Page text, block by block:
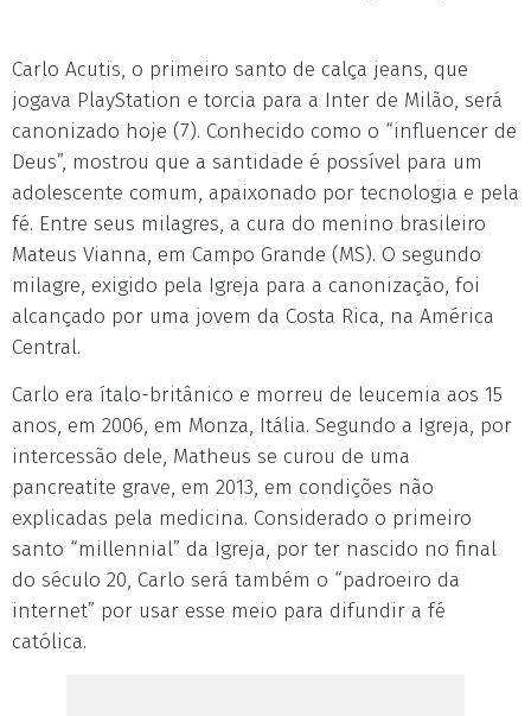
Carlo Acutis, o primeiro santo de calça jeans, que
jogava PlayStation e torcia para a Inter de Milão, será
canonizado hoje (7). Conhecido como o “influencer de
Deus”, mostrou que a santidade é possível para um
adolescente comum, apaixonado por tecnologia e pela
fé. Entre seus milagres, a cura do menino brasileiro
Mateus Vianna, em Campo Grande (MS). O segundo
milagre, exigido pela Igreja para a canonização, foi
alcançado por uma jovem da Costa Rica, na América
Central.
Carlo era ítalo-britânico e morreu de leucemia aos 15
anos, em 2006, em Monza, Itália. Segundo a Igreja, por
intercessão dele, Matheus se curou de uma
pancreatite grave, em 2013, em condições não
explicadas pela medicina. Considerado o primeiro
santo “millennial” da Igreja, por ter nascido no final
do século 20, Carlo será também o “padroeiro da
internet” por usar esse meio para difundir a fé
católica.